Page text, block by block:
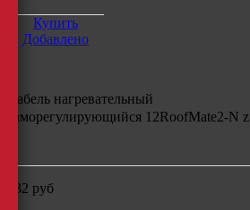
Купить
Добавлено
Кабель нагревательный
саморегулирующийся 12RoofMate2-N z
132 руб